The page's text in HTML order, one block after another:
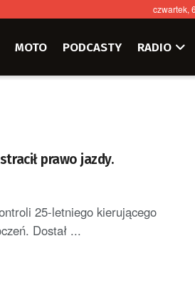
czwartek,
MOTO PODCASTY RADIO
prawo jazdy.
25-letniego kierującego
Dostał ...